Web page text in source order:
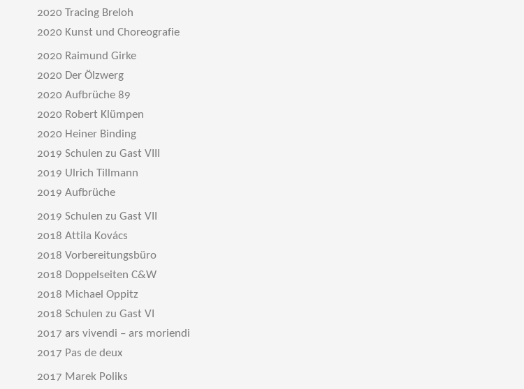
2020 Tracing Breloh
2020 Kunst und Choreografie
2020 Raimund Girke
2020 Der Ölzwerg
2020 Aufbrüche 89
2020 Robert Klümpen
2020 Heiner Binding
2019 Schulen zu Gast VIII
2019 Ulrich Tillmann
2019 Aufbrüche
2019 Schulen zu Gast VII
2018 Attila Kovács
2018 Vorbereitungsbüro
2018 Doppelseiten C&W
2018 Michael Oppitz
2018 Schulen zu Gast VI
2017 ars vivendi – ars moriendi
2017 Pas de deux
2017 Marek Poliks